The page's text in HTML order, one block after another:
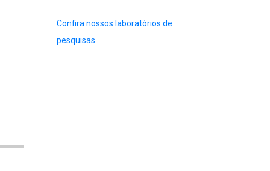
Confira nossos laboratórios de
pesquisas